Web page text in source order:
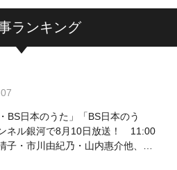
ランキング
BS日本のうた」「BS日本のう
ネル銀河で8月10日放送！ 11:00
子・市川由紀乃・山内惠介他、